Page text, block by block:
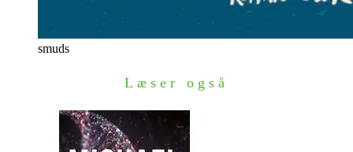
smuds
Læser også